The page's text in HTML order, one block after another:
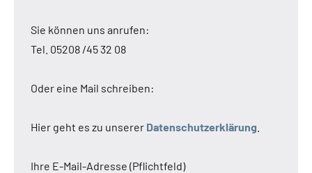
Sie können uns anrufen:
Tel. 05208 /45 32 08
Oder eine Mail schreiben:
Hier geht es zu unserer Datenschutzerklärung
Ihre E-Mail-Adresse (Pflichtfeld)